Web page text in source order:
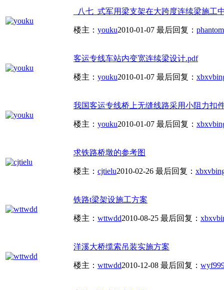
_八七_式军用梁支架在大跨度连续梁施工
楼主： youku2010-01-07 最后回复：
客运专线车站内变宽连续梁设计.pdf
楼主： youku2010-01-07 最后回复：
我国客运专线桥上无缝线路采用小阻力扣
楼主： youku2010-01-07 最后回复：
求铁路桥墩的参考图
楼主： cjtielu2010-02-26 最后回复：
铁路t梁架设施工方案
楼主： wttwdd2010-08-25 最后回复：
洋溪大桥缆索吊装实施方案
楼主： wttwdd2010-12-08 最后回复：